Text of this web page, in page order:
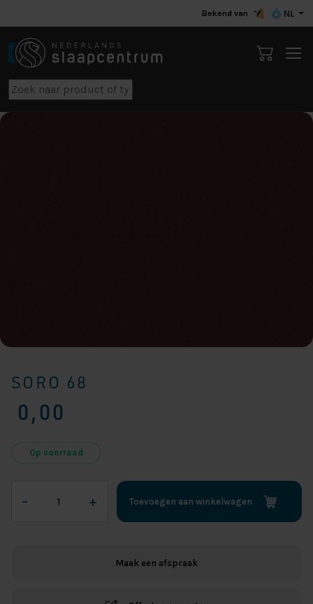
Bekend van NL
SORO 68
0,00
Op voorraad
–
68
+ Toevoegen aan winkelwagen
Maak een afspraak